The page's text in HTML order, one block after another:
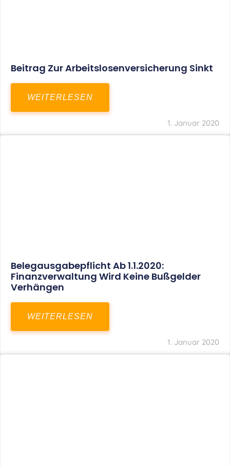
Beitrag Zur Arbeitslosenversicherung Sinkt
WEITERLESEN
1. Januar 2020
Belegausgabepflicht Ab 1.1.2020:
Finanzverwaltung Wird Keine Bußgelder
Verhängen
WEITERLESEN
1. Januar 2020